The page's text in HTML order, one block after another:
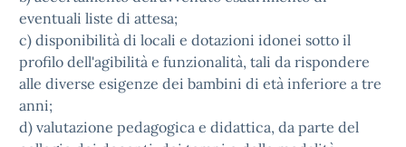
eventuali liste di attesa;
c) disponibilità di locali e dotazioni idonei sotto il
profilo dell'agibilità e funzionalità, tali da rispondere
alle diverse esigenze dei bambini di età inferiore a tre
anni;
d) valutazione pedagogica e didattica, da parte del